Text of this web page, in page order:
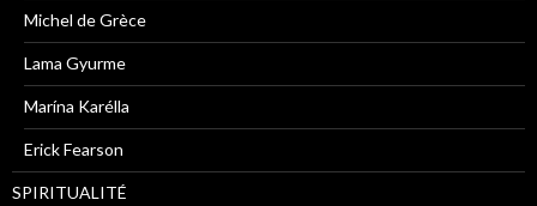
Michel de Grèce
Lama Gyurme
Marína Karélla
Erick Fearson
SPIRITUALITÉ